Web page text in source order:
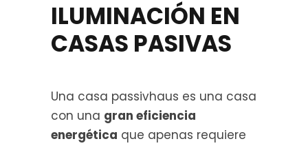
ILUMINACIÓN EN
CASAS PASIVAS
Una casa passivhaus es una casa
con una gran eficiencia
energética que apenas requiere